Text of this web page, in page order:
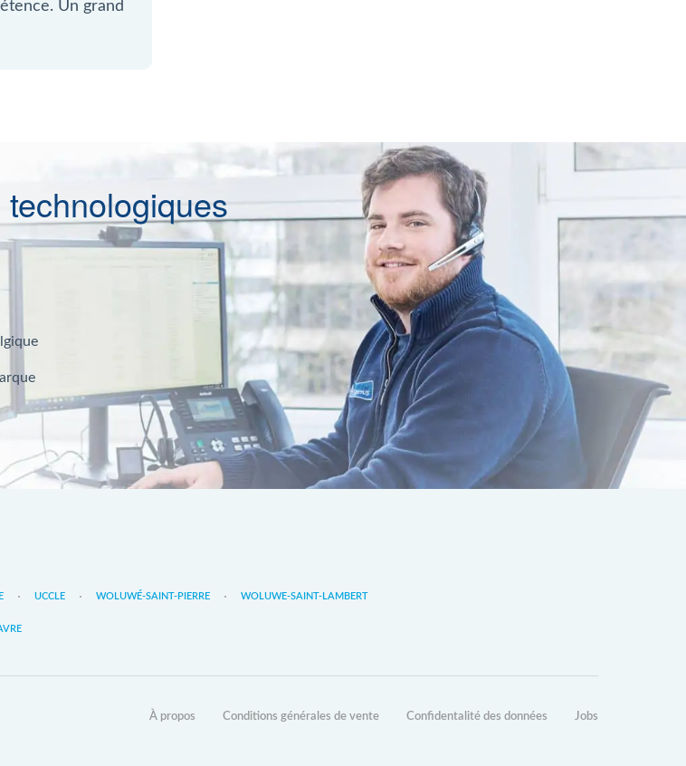
Un grand
UCCLE WOLUWÉ-SAINT-PIERRE WOLUWE-SAINT-LAMBERT
À propos Conditions générales de vente Confidentalité des données Jobs